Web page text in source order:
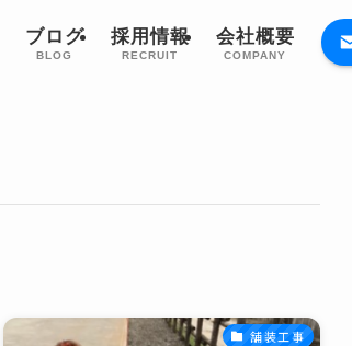
ブログ
BLOG
採用情報
RECRUIT
会社概要
COMPANY
舗装工事